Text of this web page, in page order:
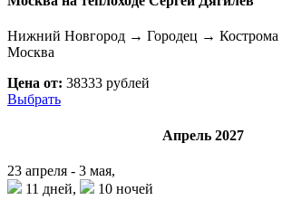
Нижний Новгород → Городец →
Москва
Цена от: 38333 рублей
Выбрать
Апрель 2027
23 апреля - 3 мая,
11 дней,
10 ночей